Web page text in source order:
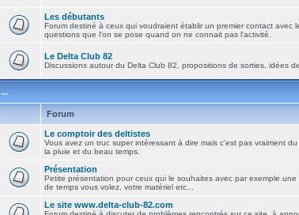
Les débutants
Forum destiné à ceux qui voudraient établir un premier contact avec
questions que l'on se pose quand on ne connait pas l'activité.
Le Delta Club 82
Discussions autour du Delta Club 82, propositions de sorties, idées
...
Forum
Le comptoir des deltistes
Vous avez un truc super intéressant à dire mais c'est pas vraiment
la pluie et du beau temps.
Présentation
Petite présentation pour ceux qui le souhaites avec par exemple
de temps vous volez, votre matériel etc...
Le site www.delta-club-82.com